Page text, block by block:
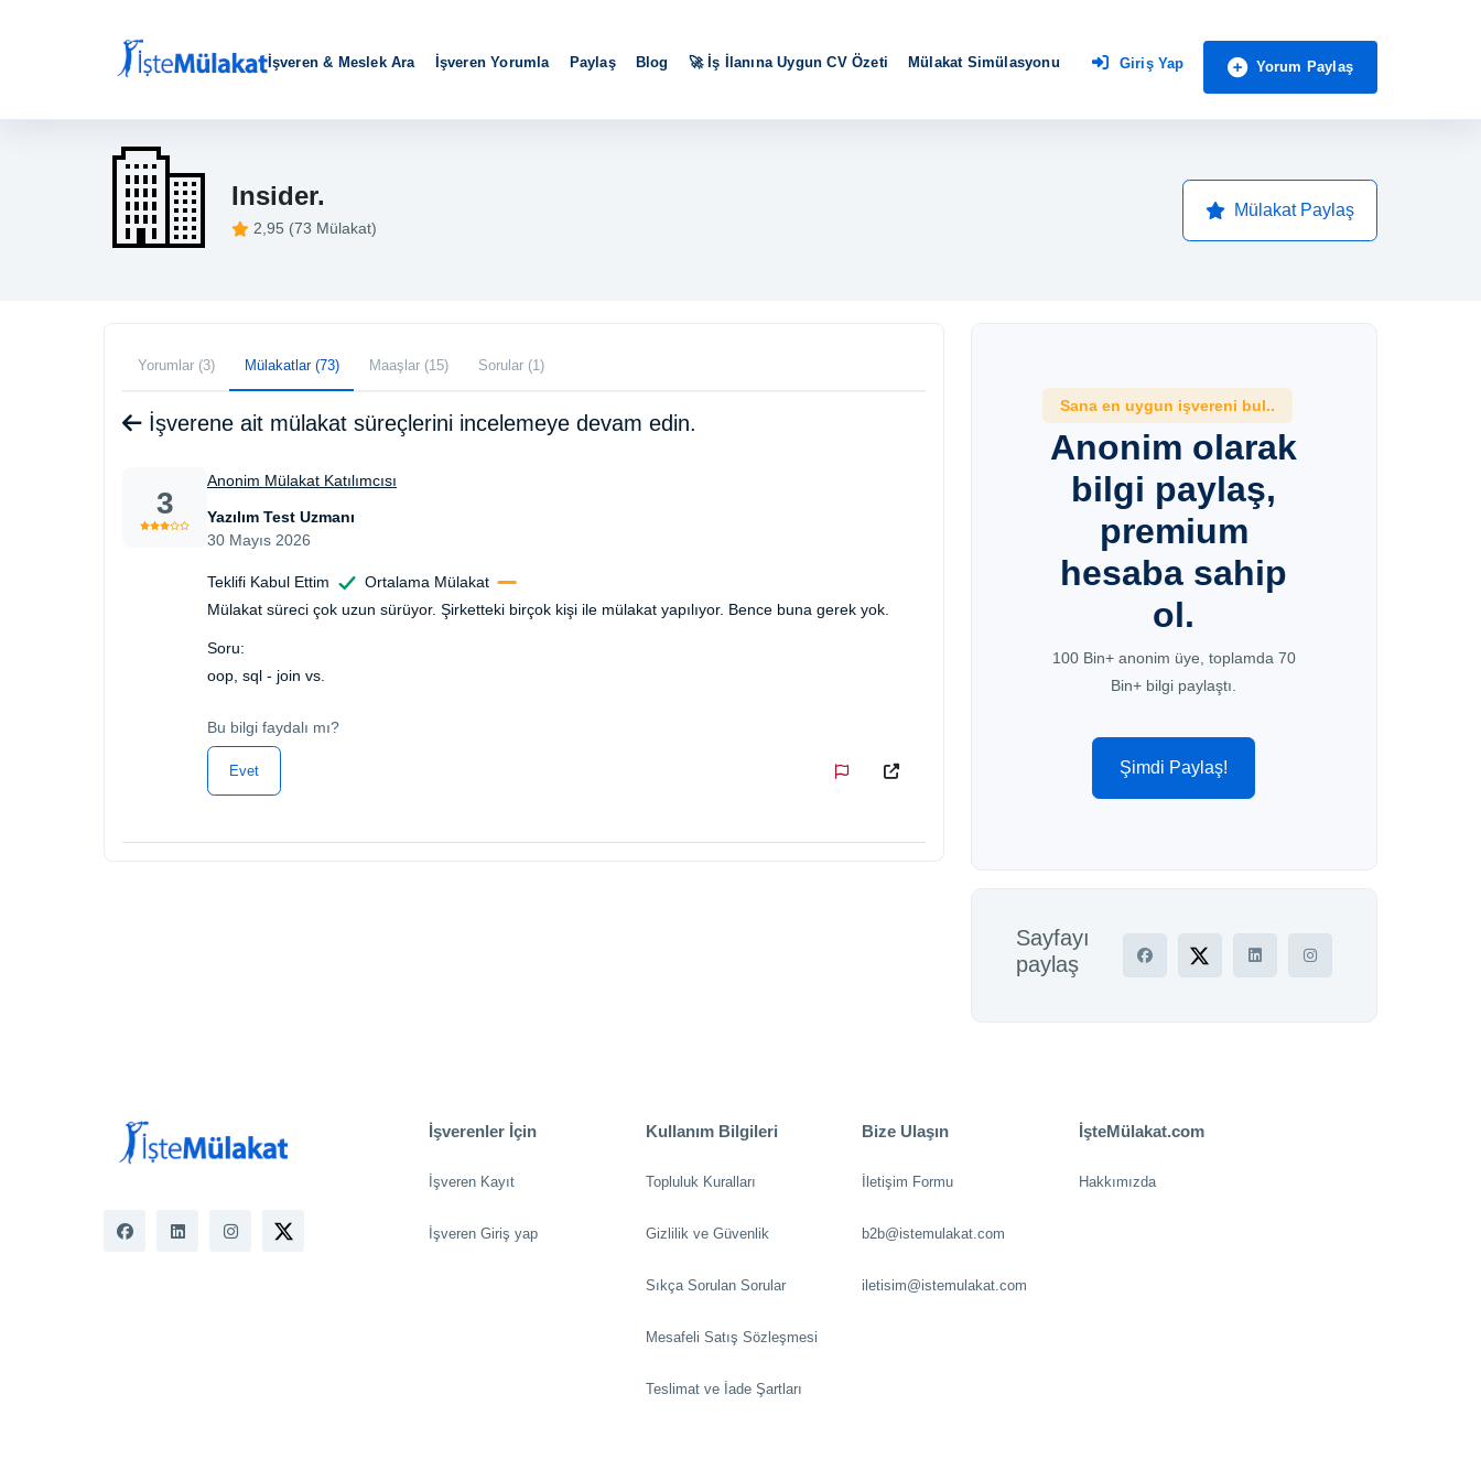
İşveren & Meslek Ara İşveren Yorumla Paylaş Blog 🚀 İş İlanına Uygun CV Özeti Mülakat Simülasyonu Giriş Yap Yorum Paylaş
Insider.
2,95 (73 Mülakat)
Mülakat Paylaş
Yorumlar (3) Mülakatlar (73) Maaşlar (15) Sorular (1)
İşverene ait mülakat süreçlerini incelemeye devam edin.
3
Anonim Mülakat Katılımcısı
Yazılım Test Uzmanı
30 Mayıs 2026
Teklifi Kabul Ettim
Ortalama Mülakat
Mülakat süreci çok uzun sürüyor. Şirketteki birçok kişi ile mülakat yapılıyor. Bence buna gerek yok.
Soru:
oop, sql - join vs.
Bu bilgi faydalı mı?
Evet
Sana en uygun işvereni bul..
Anonim olarak
bilgi paylaş,
premium
hesaba sahip
ol.
100 Bin+ anonim üye, toplamda 70
Bin+ bilgi paylaştı.
Şimdi Paylaş!
Sayfayı
paylaş
İşverenler İçin
İşveren Kayıt
İşveren Giriş yap
Kullanım Bilgileri
Topluluk Kuralları
Gizlilik ve Güvenlik
Sıkça Sorulan Sorular
Mesafeli Satış Sözleşmesi
Teslimat ve İade Şartları
Bize Ulaşın
İletişim Formu
b2b@istemulakat.com
iletisim@istemulakat.com
İşteMülakat.com
Hakkımızda